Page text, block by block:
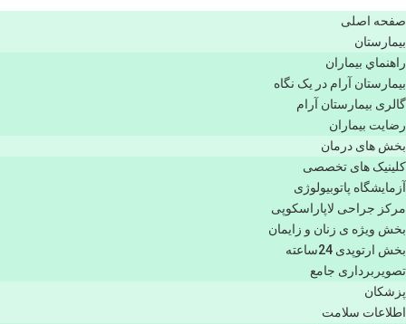
صفحه اصلی
بيمارستان
راهنماي بیماران
بیمارستان آرام در یک نگاه
گالری بیمارستان آرام
رضایت بیماران
بخش های درمان
کلینیک های تخصصی
آزمایشگاه پاتوبیولوژی
مرکز جراحی لاپاراسکوپی
بخش ویژه ی زنان و زایمان
بخش ارتوپدی 24ساعته
تصویربرداری جامع
پزشكان
اطلاعات سلامت